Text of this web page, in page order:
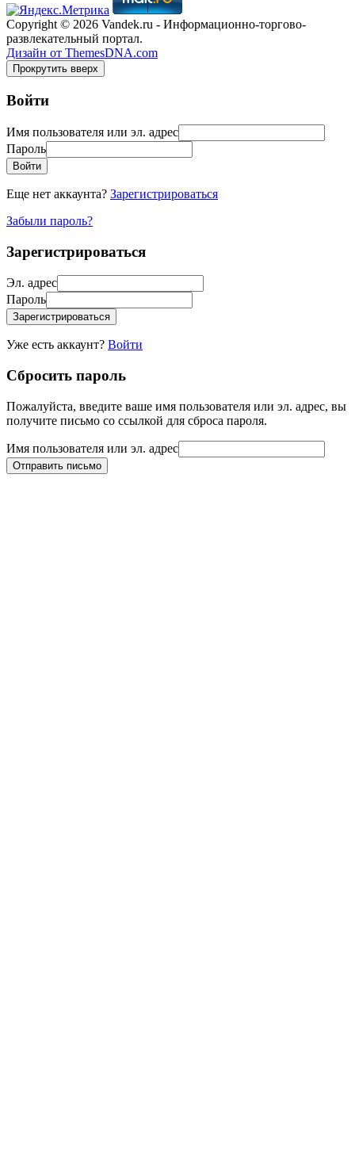
Copyright © 2026 Vandek.ru - Информационно-торгово-
развлекательный портал.
Дизайн от ThemesDNA.com
Прокрутить вверх
Войти
Имя пользователя или эл. адрес
Пароль
Войти
Еще нет аккаунта? Зарегистрироваться
Забыли пароль?
Зарегистрироваться
Эл. адрес
Пароль
Зарегистрироваться
Уже есть аккаунт? Войти
Сбросить пароль
Пожалуйста, введите ваше имя пользователя или эл. адрес, вы
получите письмо со ссылкой для сброса пароля.
Имя пользователя или эл. адрес
Отправить письмо